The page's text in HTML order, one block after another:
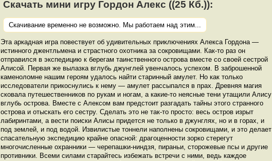
Скачать мини игру Гордон Алекс ((25 Кб.)):
Скачивание временно не возможно. Мы работаем над этим...
Эта аркадная игра повествует об удивительных приключениях Алекса Гордона —
истинного джентльмена и страстного охотника за сокровищами. Как-то раз он
отправился в экспедицию к берегам таинственного острова вместе со своей сестрой
Алисой. Первая же вылазка вглубь джунглей увенчалось успехом. В заброшенной
каменоломне нашим героям удалось найти старинный амулет. Но как только
исследователи прикоснулись к нему — амулет рассыпался в прах. Древняя магия
сковала путешественников по рукам и ногам, а какие-то неясные тени утащили Алису
вглубь острова. Вместе с Алексом вам предстоит разгадать тайны этого странного
острова и отыскать его сестру. Сделать это не так-то просто: весь остров изрыт
лабиринтами, а вести поиски Алисы придется не только в джунглях, но и в горах, и
под землей, и под водой. Извилистые тоннели наполнены сокровищами, и это делает
спасательную экспедицию крайне опасной: драгоценности зорко стерегут
многочисленные охранники — черепашки-ниндзя, пираньи, сторожевые псы и другие
противники. Всеми силами старайтесь избежать встречи с ними, ведь каждое